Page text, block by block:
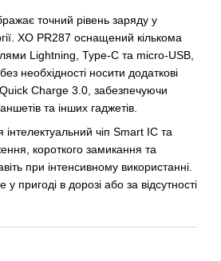
точний рівень заряду у
XO PR287 оснащений кількома
Lightning, Type-C та micro-USB,
необхідності носити додаткові
Charge 3.0, забезпечуючи
та інших гаджетів.
інтелектуальний чіп Smart IC та
короткого замикання та
при інтенсивному використанні.
пригоді в дорозі або за відсутності